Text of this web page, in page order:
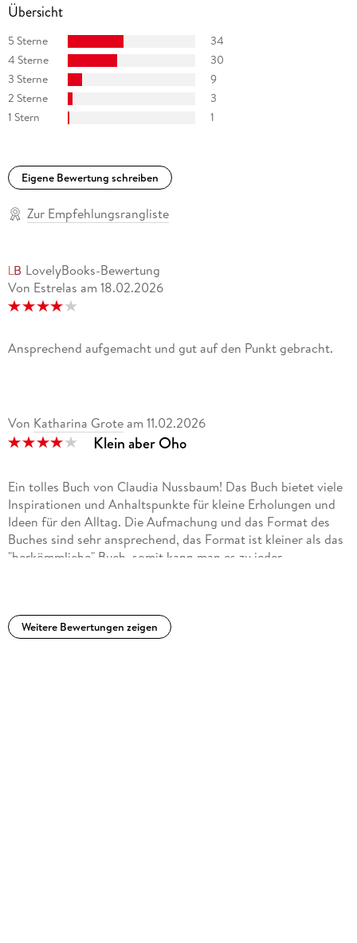
Übersicht
5 Sterne
34
4 Sterne
30
3 Sterne
9
2 Sterne
3
1 Stern
1
Eigene Bewertung schreiben
Zur Empfehlungsrangliste
LovelyBooks-Bewertung
Von Estrelas am 18.02.2026
Ansprechend aufgemacht und gut auf den Punkt gebracht.
Von Katharina Grote am 11.02.2026
Klein aber Oho
Ein tolles Buch von Claudia Nussbaum! Das Buch bietet viele
Inspirationen und Anhaltspunkte für kleine Erholungen und
Ideen für den Alltag. Die Aufmachung und das Format des
Buches sind sehr ansprechend, das Format ist kleiner als das
"herkömmliche" Buch, somit kann man es zu jeder
ich würde sagen da ist für jeden etwas dabei. Aus den kleinen
Implusen kann jeder etwas für sich und den eigenen Alltag
Weitere Bewertungen zeigen